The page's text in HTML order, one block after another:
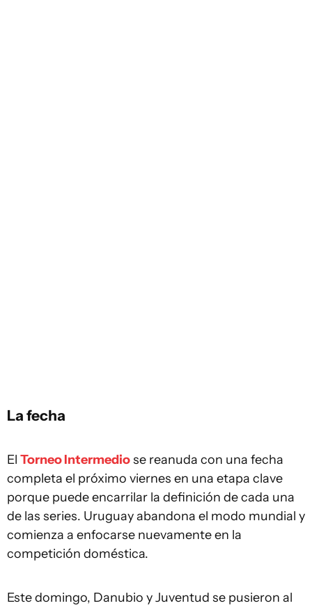
La fecha
El Torneo Intermediose reanuda con una fecha
completa el próximo viernes en una etapa clave
porque puede encarrilar la definición de cada una
de las series. Uruguay abandona el modo mundial y
comienza a enfocarse nuevamente en la
competición doméstica.
Este domingo, Danubio y Juventud se pusieron al